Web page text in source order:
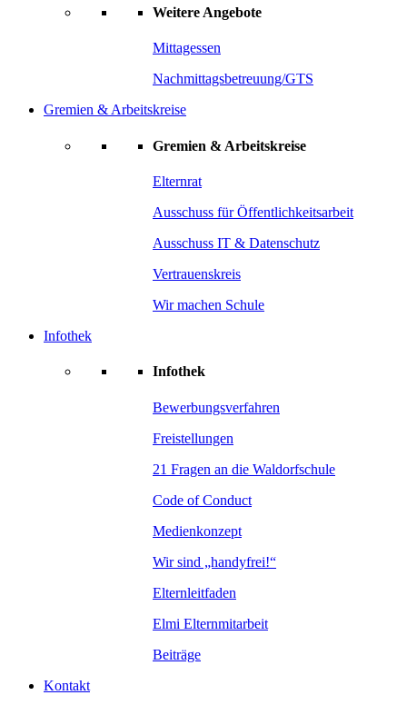
Weitere Angebote
Mittagessen
Nachmittagsbetreuung/GTS
Gremien & Arbeitskreise
Gremien & Arbeitskreise
Elternrat
Ausschuss für Öffentlichkeitsarbeit
Ausschuss IT & Datenschutz
Vertrauenskreis
Wir machen Schule
Infothek
Infothek
Bewerbungsverfahren
Freistellungen
21 Fragen an die Waldorfschule
Code of Conduct
Medienkonzept
Wir sind „handyfrei!“
Elternleitfaden
Elmi Elternmitarbeit
Beiträge
Kontakt